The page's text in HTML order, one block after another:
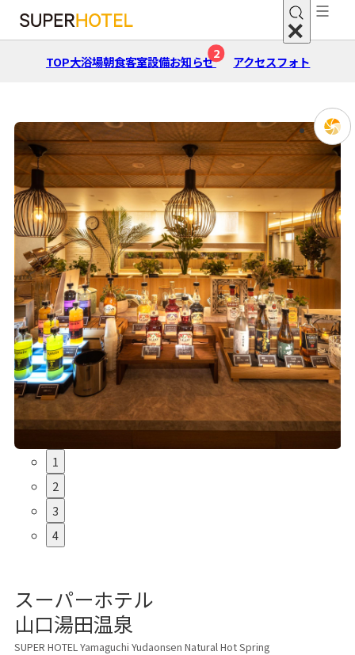
TOP大浴場朝⾷客室設備お知らせ
2
アクセスフォト
1
2
3
4
スーパーホテル
山口湯田温泉
SUPER HOTEL Yamaguchi Yudaonsen Natural Hot Spring